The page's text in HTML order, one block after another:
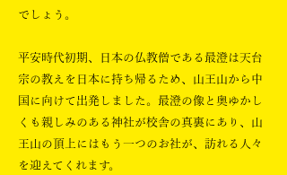
でしょう。
平安時代初期、日本の仏教僧である最澄は天台
宗の教えを日本に持ち帰るため、山王山から中
国に向けて出発しました。最澄の像と奥ゆかし
くも親しみのある神社が校舎の真裏にあり、山
王山の頂上にはもう一つのお社が、訪れる人々
を迎えてくれます。